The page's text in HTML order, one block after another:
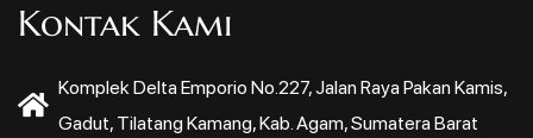
Kontak Kami
Komplek Delta Emporio No.227, Jalan Raya Pakan Kamis,
Gadut, Tilatang Kamang, Kab. Agam, Sumatera Barat